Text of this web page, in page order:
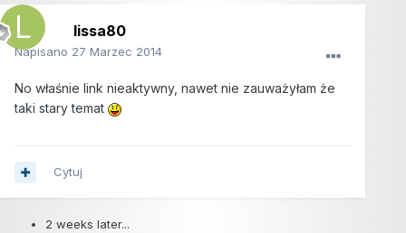
lissa80
Napisano 27 Marzec 2014
No właśnie link nieaktywny, nawet nie zauważyłam że
taki stary temat
Cytuj
2 weeks later...